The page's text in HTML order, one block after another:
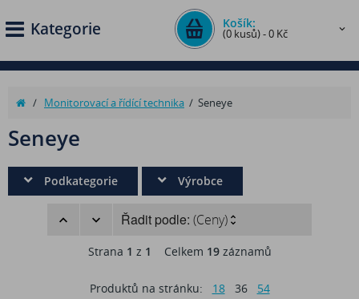
Kategorie Košík:
(0 kusů) - 0 Kč
/ Monitorovací a řídící technika / Seneye
Seneye
Podkategorie Výrobce
Řadit podle: (Ceny)
Strana 1 z 1 Celkem 19záznamů
Produktů na stránku: 18 36 54